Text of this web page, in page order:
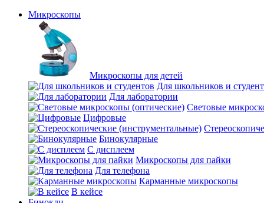
Микроскопы
Микроскопы для детей
Для школьников и
Для лаборатории
Световые
Цифровые
Бинокулярные
С дисплеем
Микроскопы для пайки
Для телефона
Карманные микроскопы
В кейсе